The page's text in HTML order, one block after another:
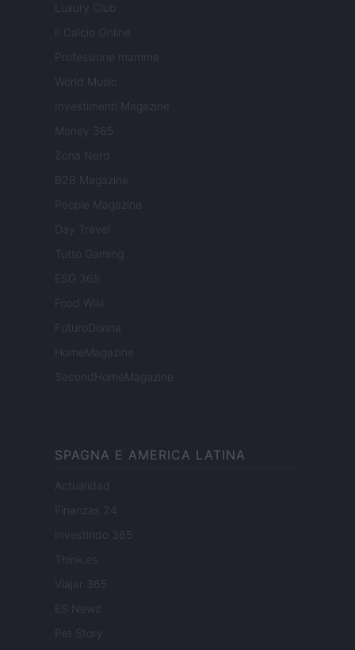
Luxury Club
Il Calcio Online
Professione mamma
World Music
Investimenti Magazine
Money 365
Zona Nerd
B2B Magazine
People Magazine
Day Travel
Tutto Gaming
ESG 365
Food Wiki
FuturoDonna
HomeMagazine
SecondHomeMagazine
SPAGNA E AMERICA LATINA
Actualidad
Finanzas 24
Investindo 365
Think.es
Viajar 365
ES Newz
Pet Story